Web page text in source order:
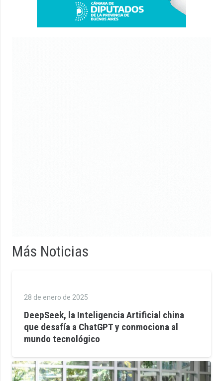
Más Noticias
28 de enero de 2025
DeepSeek, la Inteligencia Artificial china
que desafía a ChatGPT y conmociona al
mundo tecnológico